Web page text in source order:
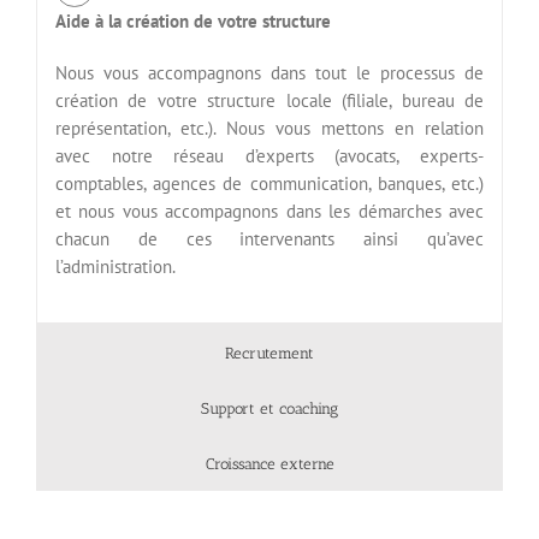
Aide à la création de votre structure
Nous vous accompagnons dans tout le processus de
création de votre structure locale (filiale, bureau de
représentation, etc.). Nous vous mettons en relation
avec notre réseau d’experts (avocats, experts-
comptables, agences de communication, banques, etc.)
et nous vous accompagnons dans les démarches avec
chacun de ces intervenants ainsi qu’avec
l’administration.
Recrutement
Support et coaching
Croissance externe